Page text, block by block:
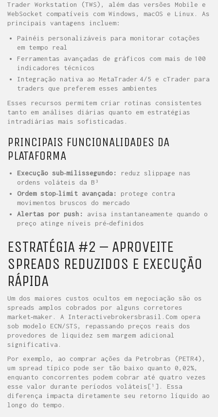
Trader Workstation (TWS), além das versões Mobile e
WebSocket compatíveis com Windows, macOS e Linux. As
principais vantagens incluem:
Painéis personalizáveis para monitorar cotações
em tempo real
Ferramentas avançadas de gráficos com mais de 100
indicadores técnicos
Integração nativa ao MetaTrader 4/5 e cTrader para
traders que preferem esses ambientes
Esses recursos permitem criar rotinas consistentes
tanto em análises diárias quanto em estratégias
intradiárias mais sofisticadas.
PRINCIPAIS FUNCIONALIDADES DA
PLATAFORMA
Execução sub‑milissegundo:
reduz slippage nas
ordens voláteis da B³
Ordem stop‑limit avançada:
protege contra
movimentos bruscos do mercado
Alertas por push:
avisa instantaneamente quando o
preço atinge níveis pré‑definidos
ESTRATÉGIA #2 – APROVEITE
SPREADS REDUZIDOS E EXECUÇÃO
RÁPIDA
Um dos maiores custos ocultos em negociação são os
spreads amplos cobrados por alguns corretores
market‑maker. A Interactivebrokersbrasil.Com opera
sob modelo ECN/STS, repassando preços reais dos
provedores de liquidez sem margem adicional
significativa.
Por exemplo, ao comprar ações da Petrobras (PETR4),
um spread típico pode ser tão baixo quanto 0,02%,
enquanto concorrentes podem cobrar até quatro vezes
esse valor durante períodos voláteis​[¹]. Essa
diferença impacta diretamente seu retorno líquido ao
longo do tempo.